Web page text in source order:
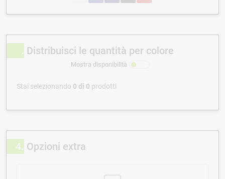
Distribuisci le quantità per colore
Mostra disponibilità
Stai selezionando 0 di 0 prodotti
4 Opzioni extra